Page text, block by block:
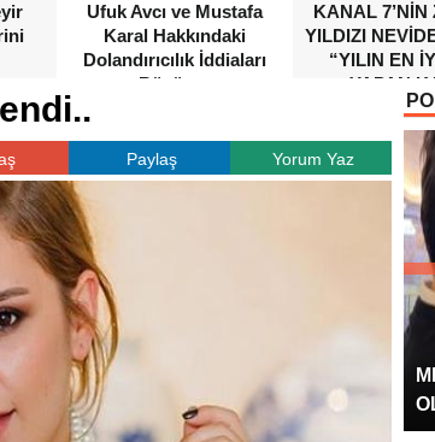
Ufuk Avcı ve Mustafa
Karal Hakkındaki
Dolandırıcılık İddiaları
Büyüyor
KANAL 7’NİN
YILDIZI
“YILIN EN
YAPAN
Paylaş Yorum Yaz